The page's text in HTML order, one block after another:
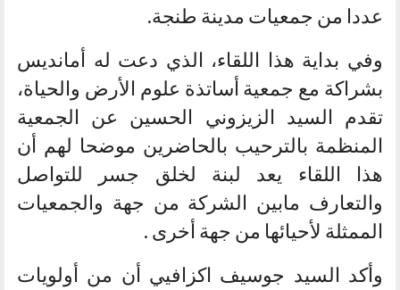
عددا من جمعيات مدينة طنجة.
وفي بداية هذا اللقاء، الذي دعت له أمانديس
بشراكة مع جمعية أساتذة علوم الأرض والحياة،
تقدم السيد الزيزوني الحسين عن الجمعية
المنظمة بالترحيب بالحاضرين موضحا لهم أن
هذا اللقاء يعد لبنة لخلق جسر للتواصل
والتعارف مابين الشركة من جهة والجمعيات
الممثلة لأحيائها من جهة أخرى .
وأكد السيد جوسيف اكزافيي أن من أولويات